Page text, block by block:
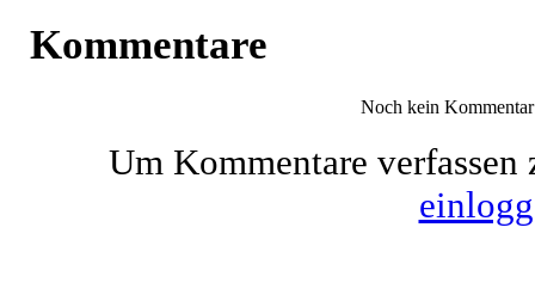
Kommentare
Noch kein
Um Kommentare